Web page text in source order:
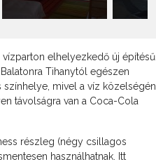
elhelyezkedő új építésű
Tihanytól egészen
mivel a víz közelségén
távolságra van a Coca-Cola
részleg (négy csillagos
használhatnak. Itt